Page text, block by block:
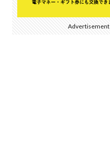
Advertisement